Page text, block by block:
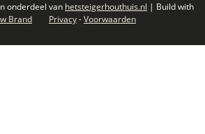
onderdeel van hetsteigerhouthuis.nl | Build with
Brand
Privacy-Voorwaarden